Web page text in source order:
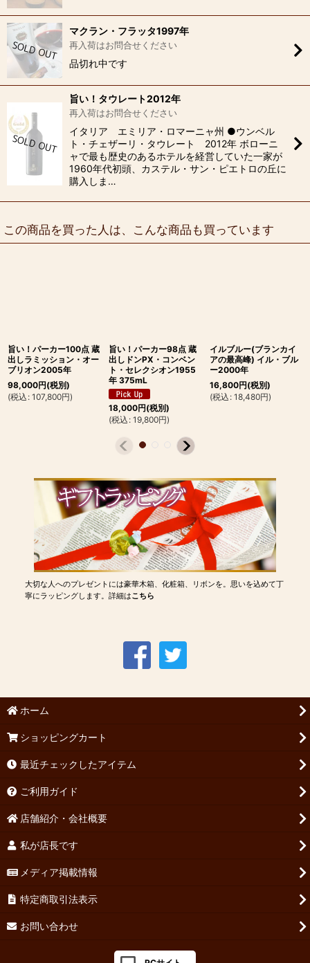
マクラン・フラッタ1997年
再入荷はお問合せください
品切れ中です
旨い！タウレート2012年
再入荷はお問合せください
イタリア エミリア・ロマーニャ州 ●ウンベル
ト・チェザーリ・タウレート 2012年 ボローニ
ャで最も歴史のあるホテルを経営していた一家が
1960年代初頭、カステル・サン・ピエトロの丘に
購入しま…
この商品を買った人は、こんな商品も買っています
旨い！パーカー100点 蔵
出しラミッション・オー
ブリオン2005年
98,000円(税別)
(税込 : 107,800円)
旨い！パーカー98点 蔵
出しドンPX・コンベン
ト・セレクシオン1955
年 375mL
18,000円(税別)
(税込 : 19,800円)
イルブルー(ブランカイ
アの最高峰) イル・ブル
ー2000年
16,800円(税別)
(税込 : 18,480円)
大切な人へのプレゼントには豪華木箱、化粧箱、リボンを。思いを込めて丁
寧にラッピングします。詳細はこちら
ホーム
ショッピングカート
最近チェックしたアイテム
ご利用ガイド
店舗紹介・会社概要
私が店長です
メディア掲載情報
特定商取引法表示
お問い合わせ